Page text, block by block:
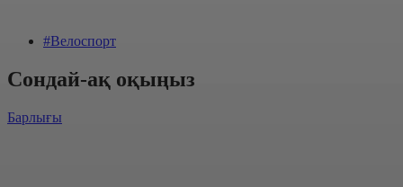
#Велоспорт
Сондай-ақ оқыңыз
Барлығы